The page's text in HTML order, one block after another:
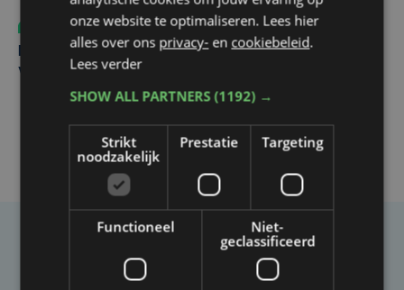
Sport
do 6 augustus | 10:49
Margot Vanpachtenbeke beklimt zeven keer de Mont
Ventoux
Taalfout opgemerkt?
Heb je een taal- of schrijffout opgemerkt in dit
onze website te optimaliseren. Lees hier
alles over ons privacy- en cookiebeleid.
Lees verder
SHOW ALL PARTNERS(1192) →
Strikt
noodzakelijk
Prestatie Targeting
Functioneel
Niet-
geclassificeerd